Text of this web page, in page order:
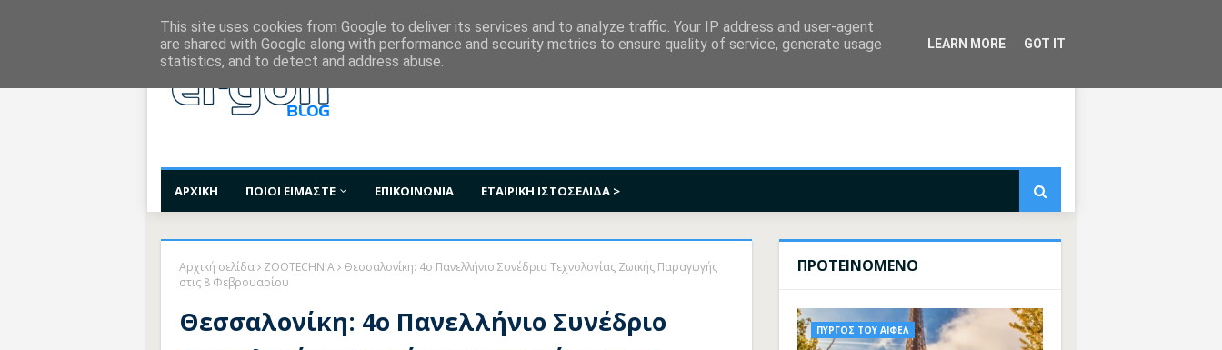
ΑΡΧΙΚΗ ΠΟΙΟΙ ΕΙΜΑΣΤΕ ΕΠΙΚΟΙΝΩΝΙΑ ΕΤΑΙΡΙΚΗ ΙΣΤΟΣΕΛΙΔΑ >
Αρχική σελίδα ZOOTECHNIA
Θεσσαλονίκη: 4ο Πανελλήνιο Συνέδριο Τεχνολογίας Ζωικής Παραγωγής
στις 8 Φεβρουαρίου
Θεσσαλονίκη: 4ο Πανελλήνιο Συνέδριο
ΠΡΟΤΕΙΝΟΜΕΝΟ
ΠΥΡΓΟΣ ΤΟΥ ΑΙΦΕΛ
This site uses cookies from Google to deliver its services and to analyze traffic. Your IP address and user-agent
are shared with Google along with performance and security metrics to ensure quality of service, generate usage
statistics, and to detect and address abuse.
LEARN MORE GOT IT